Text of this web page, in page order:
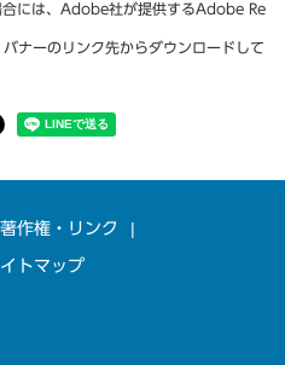
合には、Adobe社が提供するAdobe Re
ナーのリンク先からダウンロードして
著作権・リンク
トマップ